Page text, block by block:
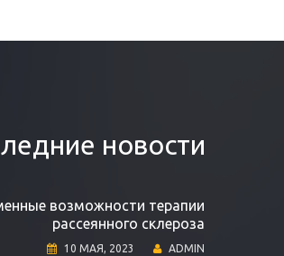
новости
возможности терапии
рассеянного склероза
10 МАЯ, 2023
ADMIN